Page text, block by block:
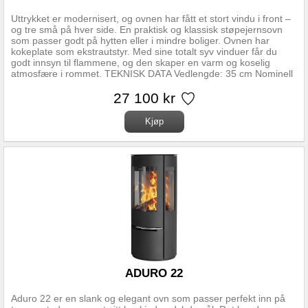
Uttrykket er modernisert, og ovnen har fått et stort vindu i front –
og tre små på hver side. En praktisk og klassisk støpejernsovn
som passer godt på hytten eller i mindre boliger. Ovnen har
kokeplate som ekstrautstyr. Med sine totalt syv vinduer får du
godt innsyn til flammene, og den skaper en varm og koselig
atmosfære i rommet. TEKNISK DATA Vedlengde: 35 cm Nominell
Topptrekk opptenningsventil Vekt: 100 Kg Røykuttak diameter:
125 mm Røykuttak: Topp og bak Regulerbare ben: Nei
Bredde/Høyde/Dybde: 415x730x580 mm Brennkammer: Skamolx
Overflatebehandling: Sort lakk Materiale: Støpejern
Forbrenningssystem: Luftkammer med sekundærforbrenning
Oppvarmingsareal: Takhøyde 2,4 m, beregn 60-80 W pr m2
27 100 kr
Aduro 22 er en slank og elegant ovn som passer perfekt inn på
ADURO 22